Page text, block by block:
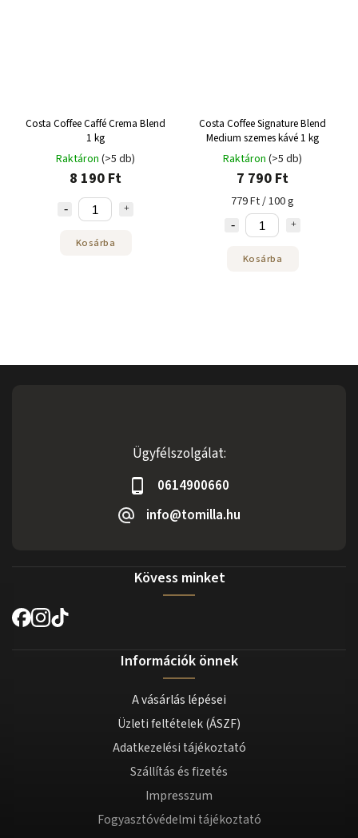
Costa Coffee Caffé Crema Blend
1 kg
Raktáron (>5 db)
8 190 Ft
Kosárba
Costa Coffee Signature Blend
Medium szemes kávé 1 kg
Raktáron (>5 db)
7 790 Ft
779 Ft / 100 g
Kosárba
Ügyfélszolgálat:
0614900660
info@tomilla.hu
Kövess minket
Információk önnek
A vásárlás lépései
Üzleti feltételek (ÁSZF)
Adatkezelési tájékoztató
Szállítás és fizetés
Impresszum
Fogyasztóvédelmi tájékoztató